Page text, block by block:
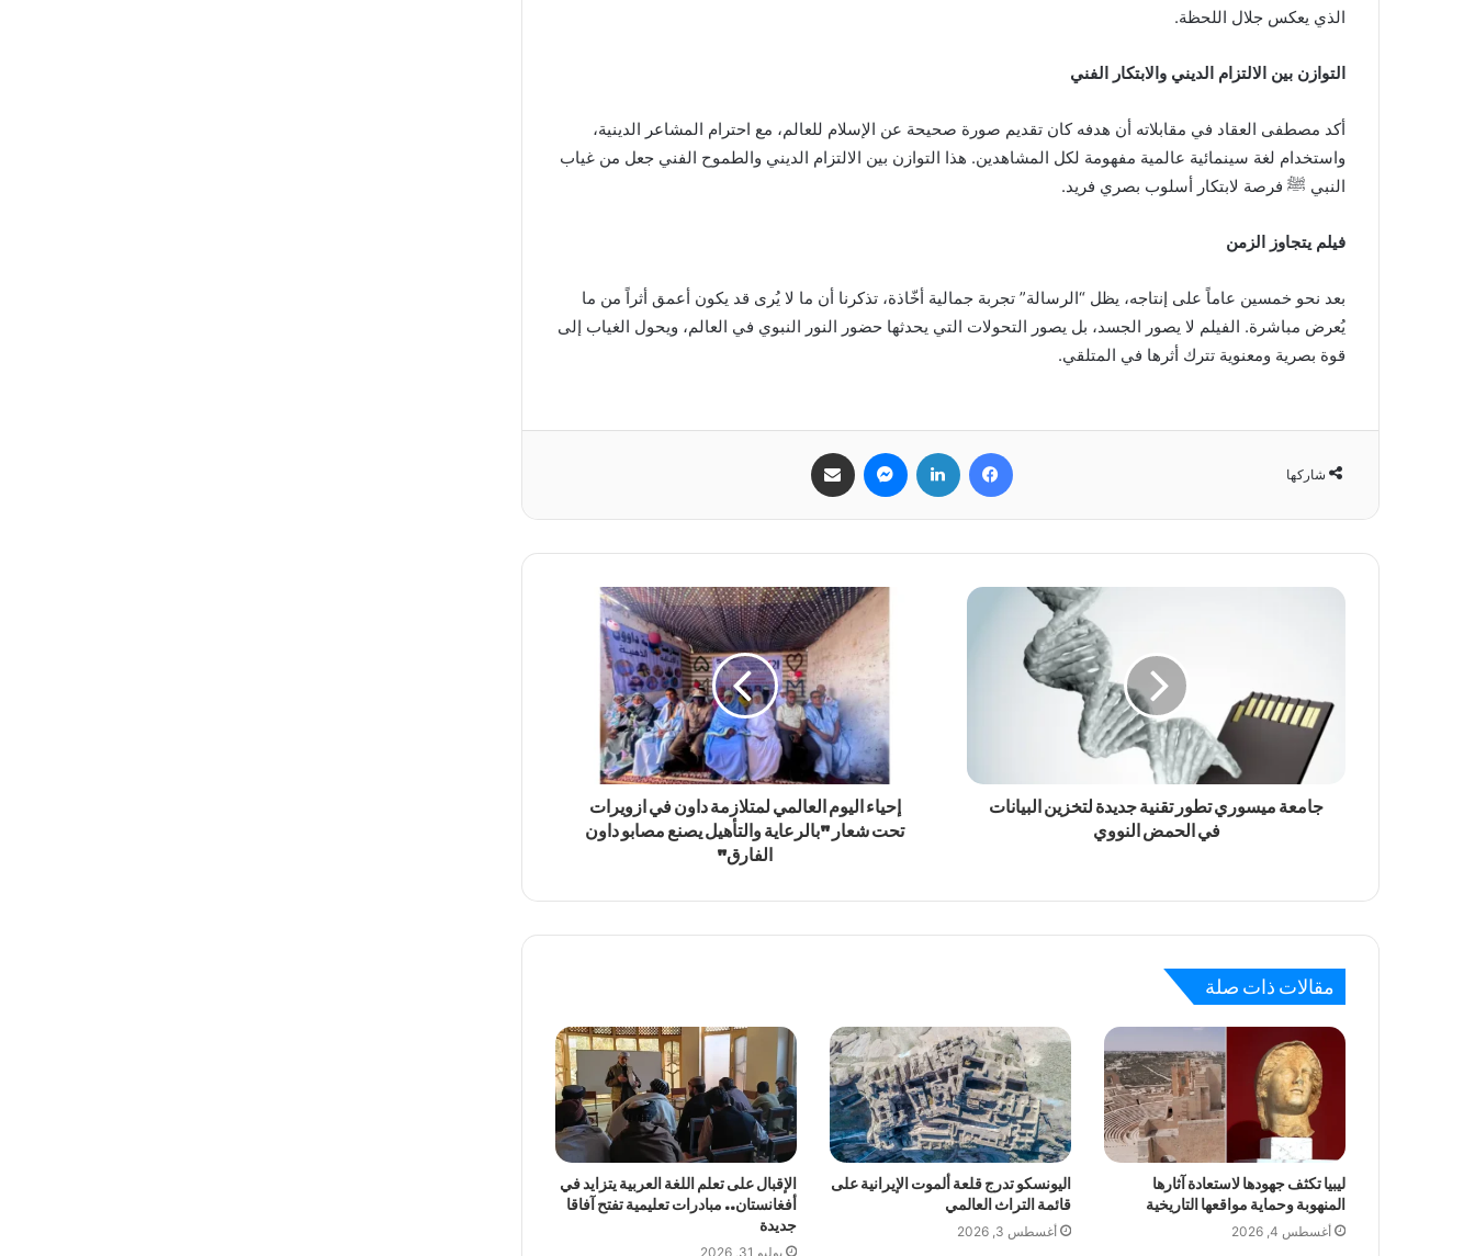
الذي يعكس جلال اللحظة.
التوازن بين الالتزام الديني والابتكار الفني
أكد مصطفى العقاد في مقابلاته أن هدفه كان تقديم صورة صحيحة عن الإسلام للعالم، مع احترام المشاعر الدينية،
واستخدام لغة سينمائية عالمية مفهومة لكل المشاهدين. هذا التوازن بين الالتزام الديني والطموح الفني جعل من غياب
النبي ﷺ فرصة لابتكار أسلوب بصري فريد.
فيلم يتجاوز الزمن
بعد نحو خمسين عاماً على إنتاجه، يظل “الرسالة” تجربة جمالية أخّاذة، تذكرنا أن ما لا يُرى قد يكون أعمق أثراً من ما
يُعرض مباشرة. الفيلم لا يصور الجسد، بل يصور التحولات التي يحدثها حضور النور النبوي في العالم، ويحول الغياب إلى
قوة بصرية ومعنوية تترك أثرها في المتلقي.
شاركها
فيسبوك لينكدإن ماسنجر
جامعة ميسوري تطور تقنية جديدة لتخزين البيانات
في الحمض النووي
إحياء اليوم العالمي لمتلازمة داون في ازويرات
تحت شعار "بالرعاية والتأهيل يصنع مصابو داون
الفارق"
مقالات ذات صلة
ليبيا تكثف جهودها لاستعادة آثارها
المنهوبة وحماية مواقعها التاريخية
أغسطس 4, 2026
اليونسكو تدرج قلعة ألموت الإيرانية على
قائمة التراث العالمي
أغسطس 3, 2026
الإقبال على تعلم اللغة العربية يتزايد في
أفغانستان.. مبادرات تعليمية تفتح آفاقا
جديدة
يوليو 31, 2026